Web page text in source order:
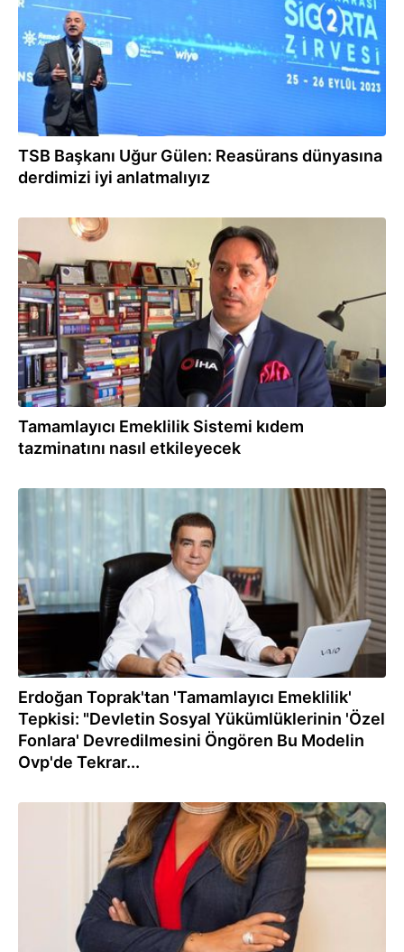
TSB Başkanı Uğur Gülen: Reasürans dünyasına
derdimizi iyi anlatmalıyız
20.09.2023
Tamamlayıcı Emeklilik Sistemi kıdem
tazminatını nasıl etkileyecek
19.09.2023
Erdoğan Toprak'tan 'Tamamlayıcı Emeklilik'
Tepkisi: "Devletin Sosyal Yükümlüklerinin 'Özel
Fonlara' Devredilmesini Öngören Bu Modelin
Ovp'de Tekrar...